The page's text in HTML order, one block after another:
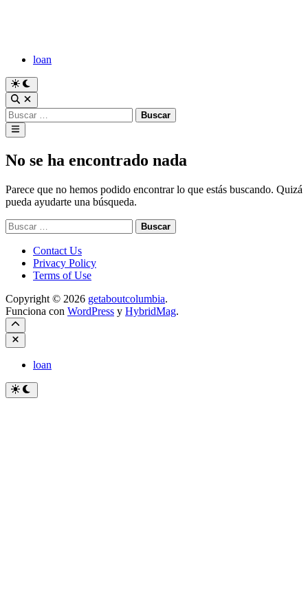
loan
Cambiar
a
modo
oscuro
Abrir
búsqueda
Buscar:
Menú
principal
No se ha encontrado nada
Parece que no hemos podido encontrar lo que estás buscando. Quizá
pueda ayudarte una búsqueda.
Buscar:
Contact Us
Privacy Policy
Terms of Use
Copyright © 2026 getaboutcolumbia.
Funciona con WordPress y HybridMag.
Cerrar
loan
Cambiar
a